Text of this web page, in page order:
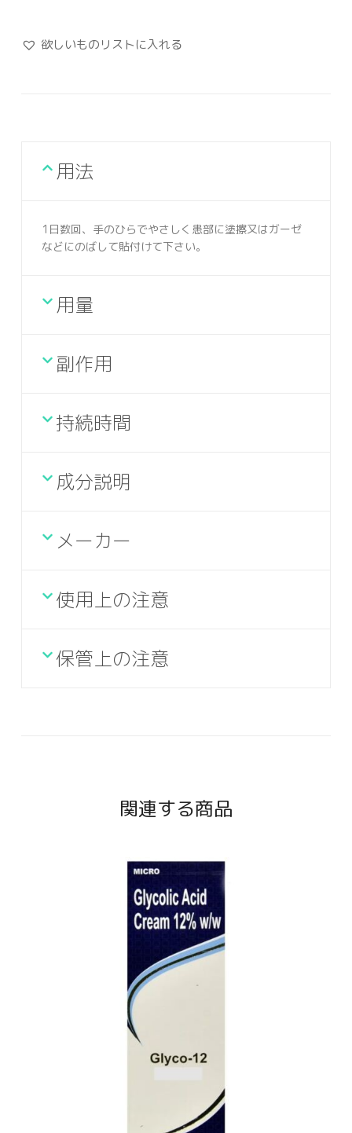
欲しいものリストに入れる
用法
1日数回、手のひらでやさしく患部に塗擦又はガーゼ
などにのばして貼付けて下さい。
用量
副作用
持続時間
成分説明
メーカー
使用上の注意
保管上の注意
関連する商品